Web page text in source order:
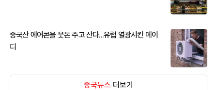
중국산 에어콘을 웃돈 주고 산다...유럽 열광시킨 메이
디
중국뉴스 더보기